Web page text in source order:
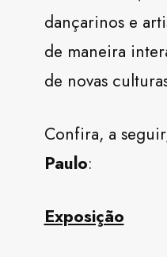
dançarinos e
de maneira
de novas
Confira, a
Paulo:
Exposição